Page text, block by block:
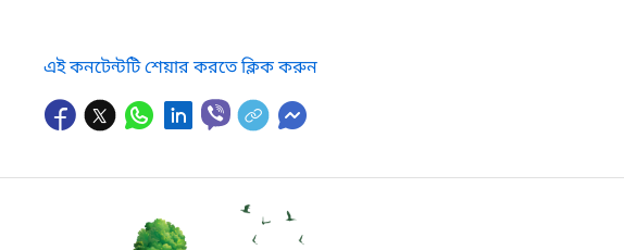
এই কনটেন্টটি শেয়ার করতে ক্লিক করুন